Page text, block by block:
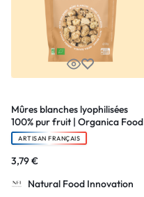
Mûres blanches lyophilisées
100% pur fruit | Organica Food
ARTISAN FRANÇAIS
3,79€
Natural Food Innovation